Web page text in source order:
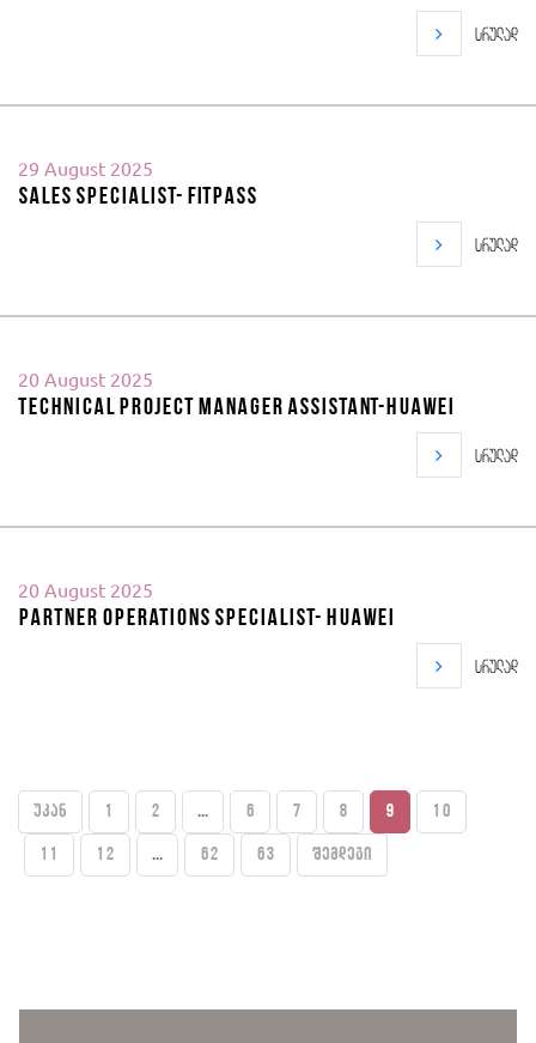
სრულად
29 August 2025
Sales Specialist- Fitpass
სრულად
20 August 2025
Technical Project Manager Assistant-Huawei
სრულად
20 August 2025
Partner Operations Specialist- Huawei
სრულად
უკან 1 2 ... 6 7 8 9 10
11 12 ... 62 63 შემდეგი